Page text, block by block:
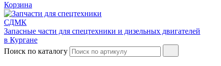
Корзина
Запасные части для спецтехники и дизельных двигателей
в Кургане
Поиск по каталогу